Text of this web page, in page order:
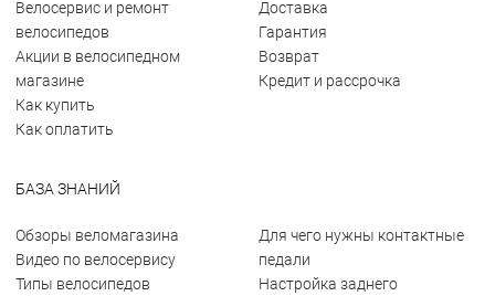
Велосервис и ремонт
велосипедов
Акции в велосипедном
магазине
Как купить
Как оплатить
Доставка
Гарантия
Возврат
Кредит и рассрочка
БАЗА ЗНАНИЙ
Обзоры веломагазина
Видео по велосервису
Типы велосипедов
Для чего нужны контактные
педали
Настройка заднего